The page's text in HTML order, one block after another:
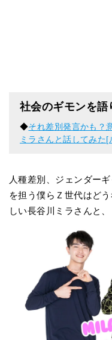
社会のギモンを語
◆それ差別発言かも？
ミラさんと話してみた
人種差別、ジェンダー
を担う僕らＺ世代はど
しい長谷川ミラさんと